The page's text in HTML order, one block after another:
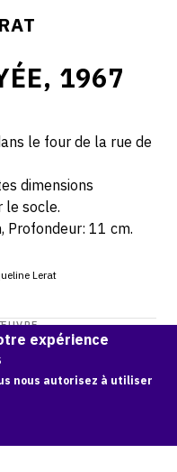
1967
le four de la rue de
dimensions
le socle.
Profondeur: 11 cm.
Lerat
1967
Lerat, OAM.ark:
expérience
nous autorisez à utiliser